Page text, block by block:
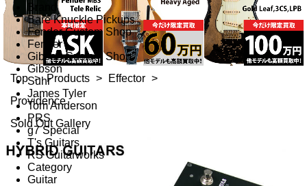
Brand
Bare Knuckle Pickups
Fender Custom Shop
Fender
Gibson Custom Shop
Gibson
Suhr
James Tyler
Tom Anderson
PRS
g7 Special
T's Guitars
RS Guitarworks
Category
Guitar
Top > Products > Effector >
Providence
Sold Out Gallery